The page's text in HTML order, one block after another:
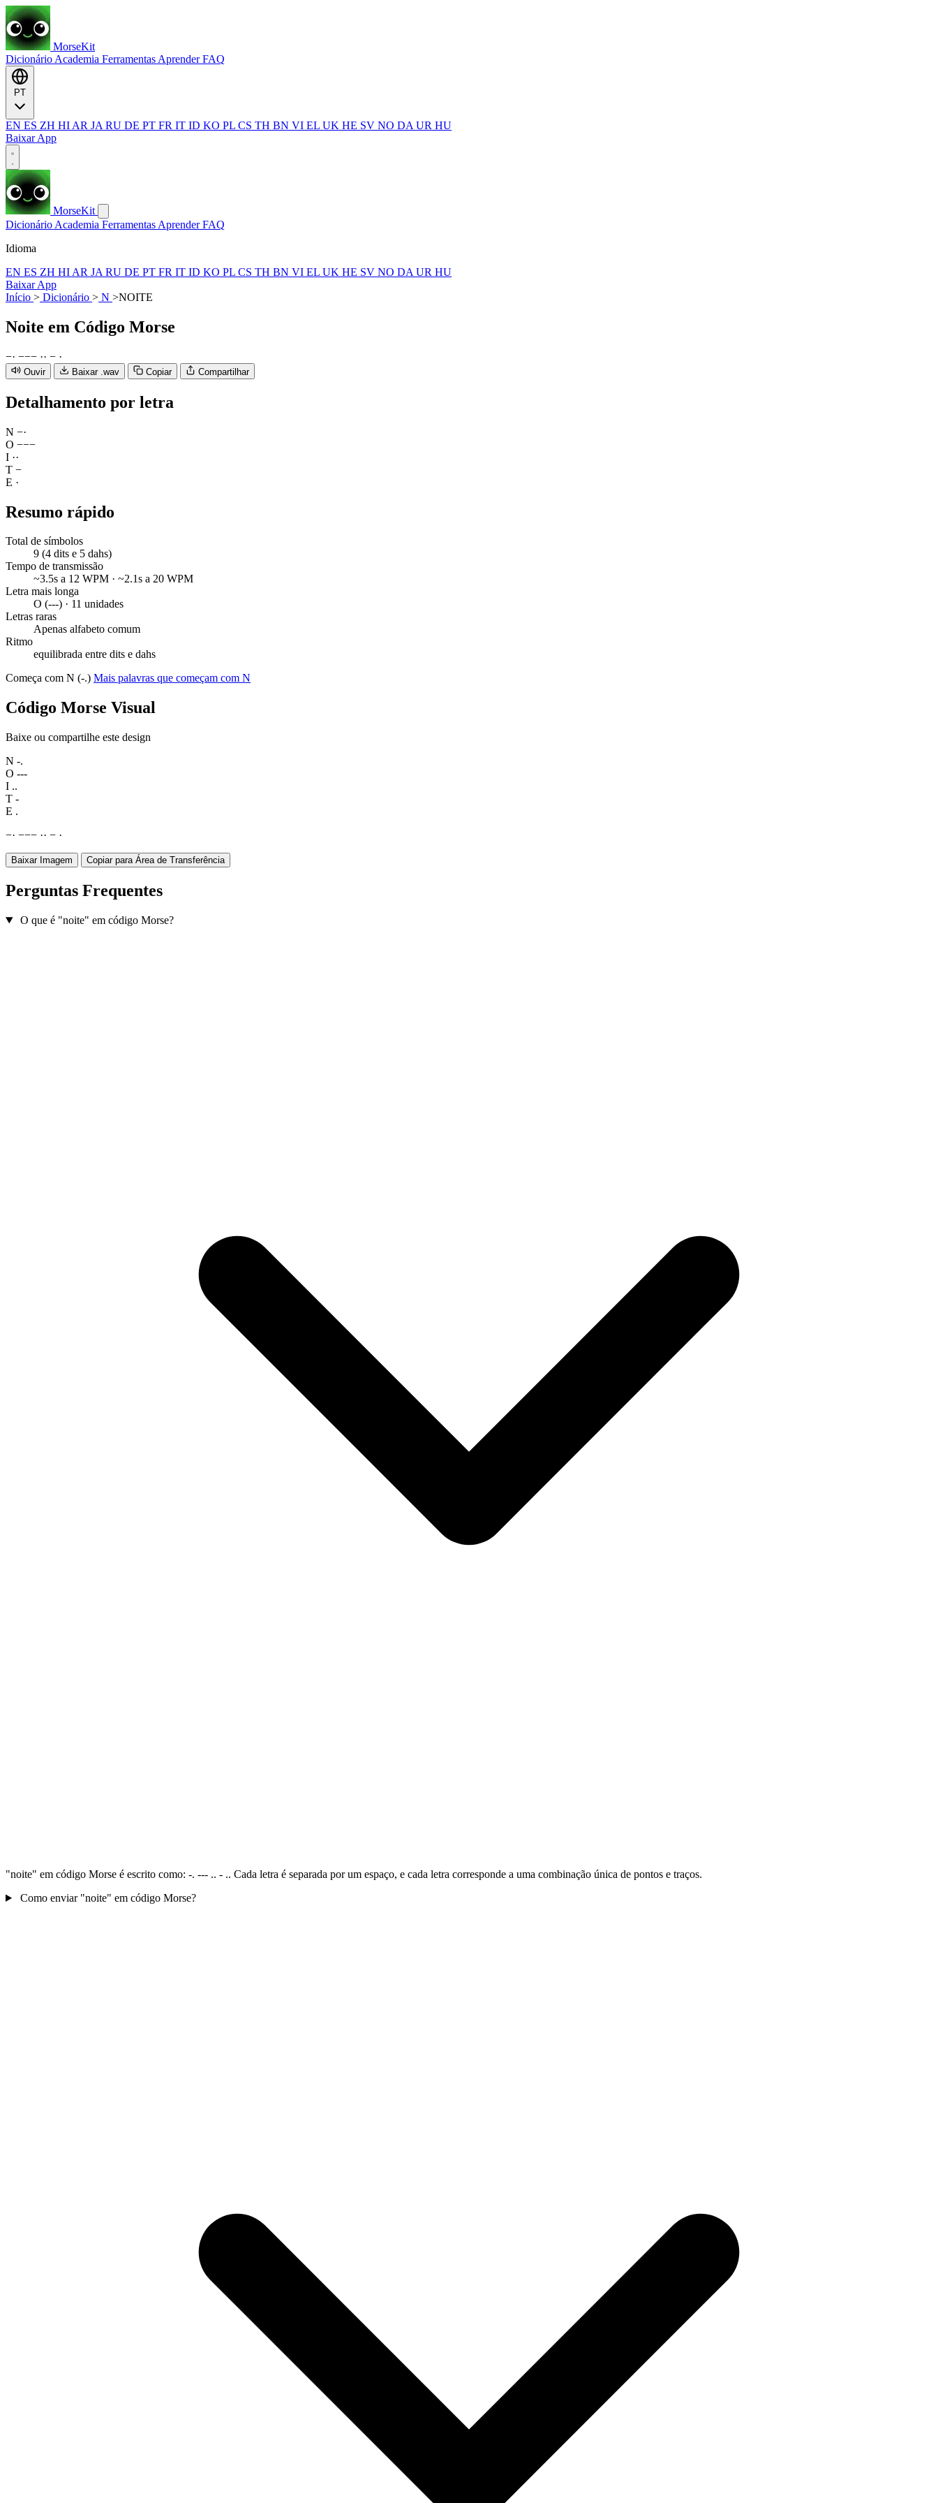
MorseKit
Dicionário Academia Ferramentas AprenderFAQ
EN ES ZH HI AR JA RU DE PT FR IT ID KO PL CS TH BN VI EL UK HE SV NO DA UR HU
Baixar App
MorseKit
Dicionário Academia Ferramentas AprenderFAQ
Idioma
EN ES ZH HI AR JA RU DE PT FR IT ID KO PL CS TH BN VI EL UK HE SV NO DA UR HU
Baixar App
Início > Dicionário > N >NOITE
Noite em Código Morse
−· −−− ·· − ·
Ouvir Baixar .wav Copiar Compartilhar
Detalhamento por letra
N −·
O −−−
I ··
T −
E ·
Resumo rápido
Total de símbolos
9 (4 dits e 5 dahs)
Tempo de transmissão
~3.5s a 12 WPM · ~2.1s a 20 WPM
Letra mais longa
O (---) · 11 unidades
Letras raras
Apenas alfabeto comum
Ritmo
equilibrada entre dits e dahs
Começa com N (-.) Mais palavras que começam com N
Código Morse Visual
Baixe ou compartilhe este design
N -.
O ---
I ..
T -
E .
−· −−− ·· − ·
Baixar Imagem Copiar para Área de Transferência
Perguntas Frequentes
O que é "noite" em código Morse?
"noite" em código Morse é escrito como: -. --- .. - .. Cada letra é separada por um espaço, e cada letra corresponde a uma combinação única de pontos e traços.
Como enviar "noite" em código Morse?